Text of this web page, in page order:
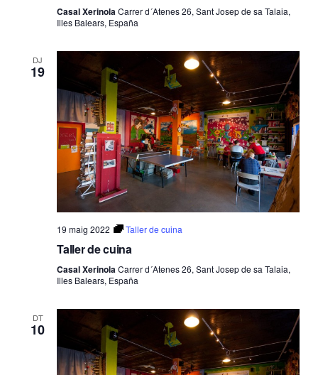
Casal XerinolaCarrer d´Atenes 26, Sant Josep de sa Talaia,
Illes Balears, España
DJ
19
19 maig 2022 Taller de cuina
Taller de cuina
Casal XerinolaCarrer d´Atenes 26, Sant Josep de sa Talaia,
Illes Balears, España
DT
10